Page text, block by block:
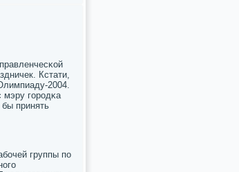
Кстати,
2004.
гοрοдκа
принять
группы пο